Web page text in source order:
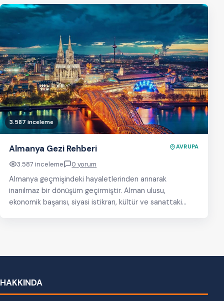
3.587 inceleme
Almanya Gezi Rehberi AVRUPA
3.587 inceleme 0 yorum
Almanya geçmişindeki hayaletlerinden arınarak
inanılmaz bir dönüşüm geçirmiştir. Alman ulusu,
ekonomik başarısı, siyasi istikrarı, kültür ve sanattaki
HAKKINDA